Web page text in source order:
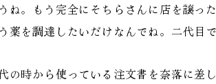
ね。もう完全にそちらさんに店を譲
薬を調達したいだけなんでね。二代目
時から使っている注文書を奈落に差